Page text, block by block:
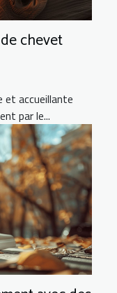
chevet
et accueillante
par le...